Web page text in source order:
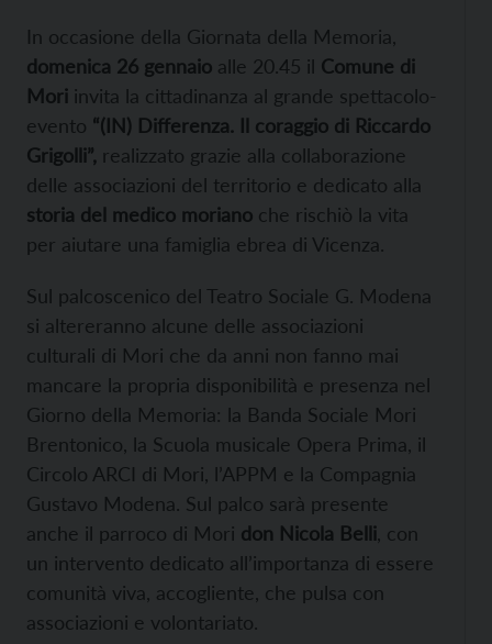
In occasione della Giornata della Memoria,
domenica 26 gennaio alle 20.45 il Comune di
Mori invita la cittadinanza al grande spettacolo-
evento “(IN) Differenza. Il coraggio di Riccardo
Grigolli”, realizzato grazie alla collaborazione
delle associazioni del territorio e dedicato alla
storia del medico moriano che rischiò la vita
per aiutare una famiglia ebrea di Vicenza.
Sul palcoscenico del Teatro Sociale G. Modena
si altereranno alcune delle associazioni
culturali di Mori che da anni non fanno mai
mancare la propria disponibilità e presenza nel
Giorno della Memoria: la Banda Sociale Mori
Brentonico, la Scuola musicale Opera Prima, il
Circolo ARCI di Mori, l’APPM e la Compagnia
Gustavo Modena. Sul palco sarà presente
anche il parroco di Mori don Nicola Belli , con
un intervento dedicato all’importanza di essere
comunità viva, accogliente, che pulsa con
associazioni e volontariato.